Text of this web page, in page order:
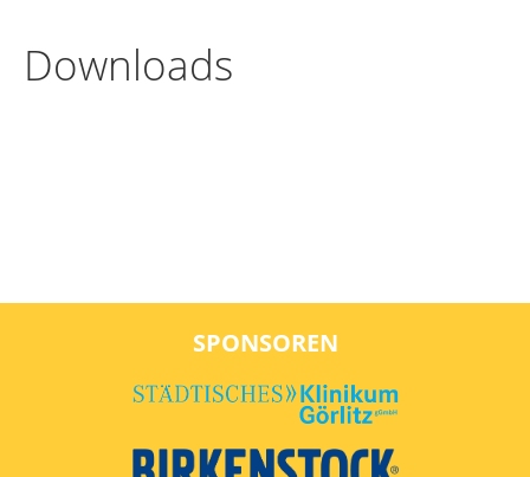
Downloads
SPONSOREN